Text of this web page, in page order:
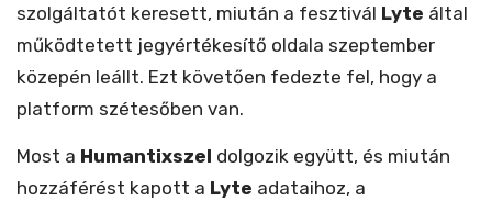
szolgáltatót keresett, miután a fesztivál Lyte által
működtetett jegyértékesítő oldala szeptember
közepén leállt. Ezt követően fedezte fel, hogy a
platform szétesőben van.
Most a Humantixszel dolgozik együtt, és miután
hozzáférést kapott a Lyte adataihoz, a